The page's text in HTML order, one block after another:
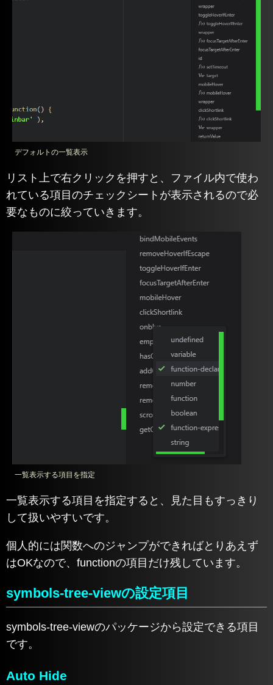
デフォルトの一覧表示
リスト上で右クリックを押すと、ファイル内で使わ
れている項目のチェックシートが表示されるので必
要なものに絞っていきます。
一覧表示する項目を指定
一覧表示する項目を指定すると、見た目もすっきり
して扱いやすいです。
個人的には関数へのジャンプができればとりあえず
はOKなので、functionの項目だけ残しています。
symbols-tree-viewの設定項目
symbols-tree-viewのパッケージから設定できる項目
です。
Auto Hide